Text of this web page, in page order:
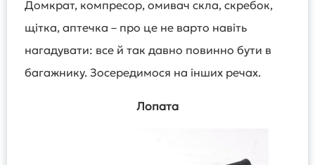
Домкрат, компресор, омивач скла, скребок,
щітка, аптечка – про це не варто навіть
нагадувати: все й так давно повинно бути в
багажнику. Зосередимося на інших речах.
Лопата